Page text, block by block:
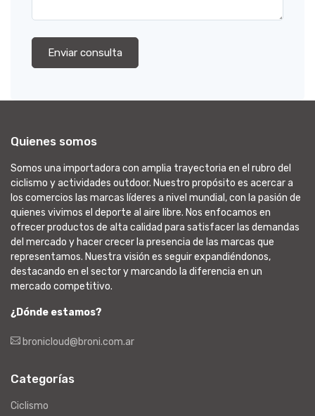
Enviar consulta
Quienes somos
Somos una importadora con amplia trayectoria en el rubro del
ciclismo y actividades outdoor. Nuestro propósito es acercar a
los comercios las marcas líderes a nivel mundial, con la pasión de
quienes vivimos el deporte al aire libre. Nos enfocamos en
ofrecer productos de alta calidad para satisfacer las demandas
del mercado y hacer crecer la presencia de las marcas que
representamos. Nuestra visión es seguir expandiéndonos,
destacando en el sector y marcando la diferencia en un
mercado competitivo.
¿Dónde estamos?
bronicloud@broni.com.ar
Categorías
Ciclismo